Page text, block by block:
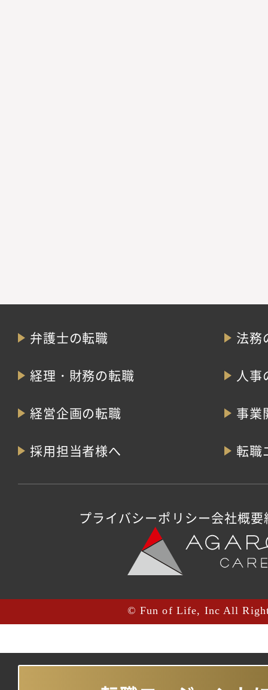
弁護士の転職 法務
経理・財務の転職 人事
経営企画の転職 事業
採用担当者様へ 転職
プライバシーポリシー会社概要
© Fun of Life, Inc All Right